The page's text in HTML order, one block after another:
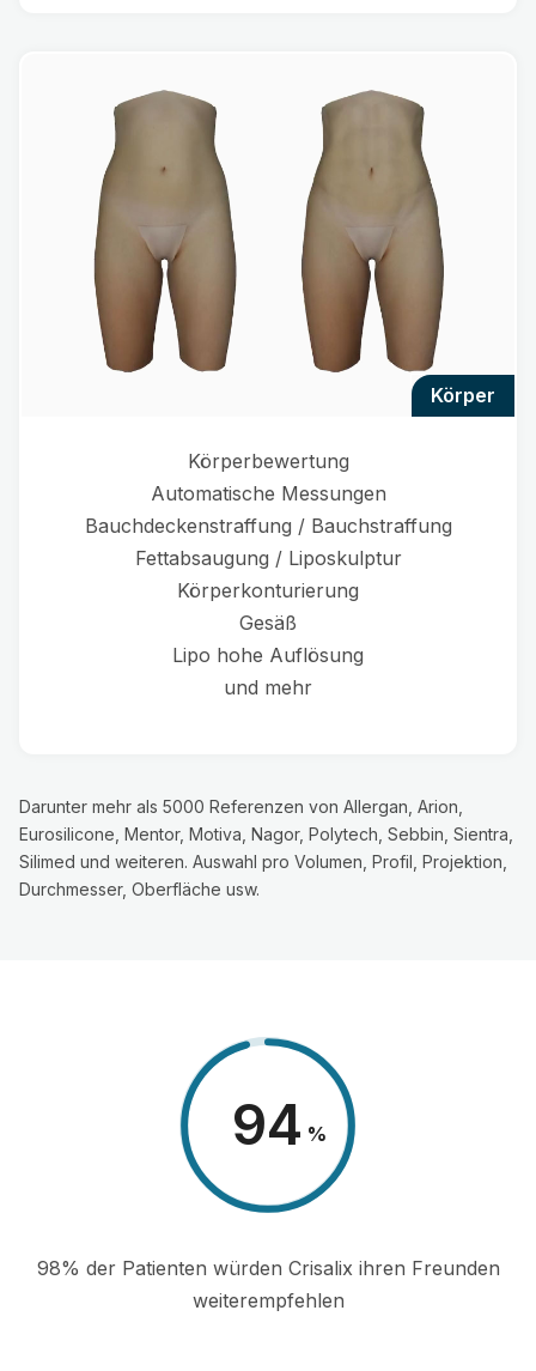
körper
Körperbewertung
Automatische Messungen
Bauchdeckenstraffung / Bauchstraffung
Fettabsaugung / Liposkulptur
Körperkonturierung
Gesäß
Lipo hohe Auflösung
und mehr
Darunter mehr als 5000 Referenzen von Allergan, Arion,
Eurosilicone, Mentor, Motiva, Nagor, Polytech, Sebbin, Sientra,
Silimed und weiteren. Auswahl pro Volumen, Profil, Projektion,
Durchmesser, Oberfläche usw.
98 %
98% der Patienten würden Crisalix ihren Freunden
weiterempfehlen